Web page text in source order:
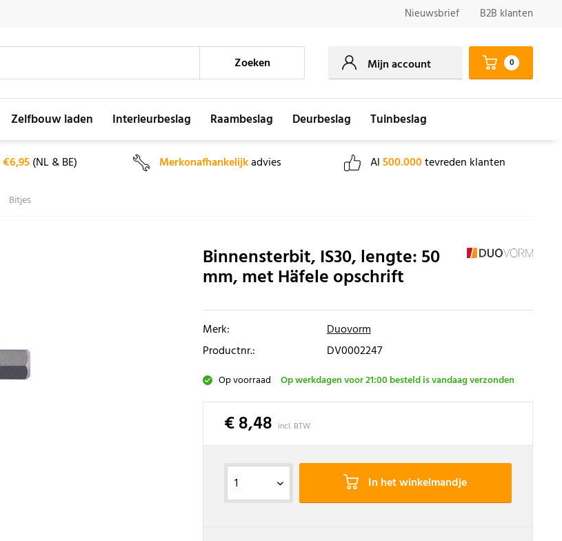
Nieuwsbrief B2B klanten
Zoeken Mijn account 0
Zelfbouw laden Interieurbeslag Raambeslag Deurbeslag Tuinbeslag
€6,95(NL & BE) Merkonafhankelijkadvies Al500.000tevreden klanten
Bitjes
Binnensterbit, IS30, lengte: 50
mm, met Häfele opschrift
Merk:
Duovorm
Productnr.:
DV0002247
Op voorraad Op werkdagen voor 21:00 besteld is vandaag verzonden
€ 8,48 incl. BTW
In het winkelmandje